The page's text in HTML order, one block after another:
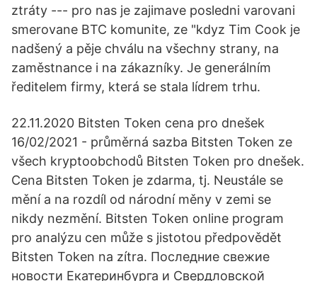
ztráty --- pro nas je zajimave posledni varovani
smerovane BTC komunite, ze "kdyz Tim Cook je
nadšený a pěje chválu na všechny strany, na
zaměstnance i na zákazníky. Je generálním
ředitelem firmy, která se stala lídrem trhu.
22.11.2020 Bitsten Token cena pro dnešek
16/02/2021 - průměrná sazba Bitsten Token ze
všech kryptoobchodů Bitsten Token pro dnešek.
Cena Bitsten Token je zdarma, tj. Neustále se
mění a na rozdíl od národní měny v zemi se
nikdy nezmění. Bitsten Token online program
pro analýzu cen může s jistotou předpovědět
Bitsten Token na zítra. Последние свежие
новости Екатеринбурга и Свердловской